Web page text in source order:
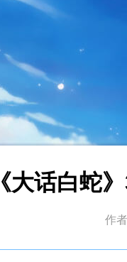
《大话白蛇
作